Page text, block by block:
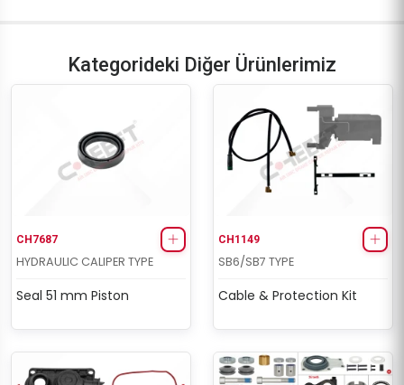
Kategorideki Diğer Ürünlerimiz
CH7687
HYDRAULIC CALIPER TYPE
Seal 51 mm Piston
CH1149
SB6/SB7 TYPE
Cable & Protection Kit